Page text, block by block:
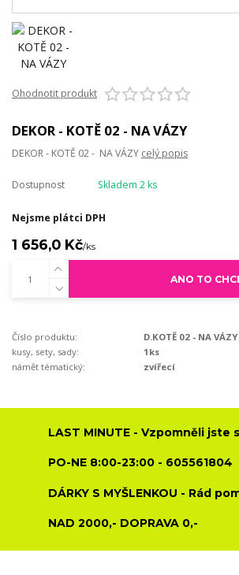
Ohodnotit produkt
DEKOR - KOTĚ 02 - NA VÁZY
DEKOR - KOTĚ 02 - NA VÁZY celý popis
Dostupnost Skladem 2 ks
Nejsme plátci DPH
1 656,0 Kč/ks
ANO TO CHCI
Číslo produktu:
D.KOTĚ 02 - NA VÁZY
kusy, sety, sady:
1ks
námět tématický:
zvířecí
LAST MINUTE - Vzpomněli jste
PO-NE 8:00-23:00 - 605561804
DÁRKY S MYŠLENKOU - Rád
NAD 2000,- DOPRAVA 0,-